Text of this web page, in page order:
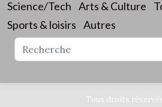
Science/Tech Arts & Culture
Sports & loisirs Autres
Tous droits